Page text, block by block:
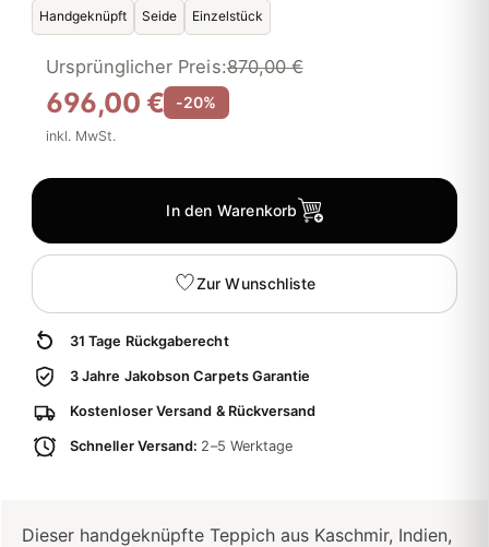
Handgeknüpft Seide Einzelstück
696,00 €
Ursprünglicher Preis:870,00 €
-20%
inkl. MwSt.
In den Warenkorb
Zur Wunschliste
31 Tage Rückgaberecht
3 Jahre Jakobson Carpets Garantie
Kostenloser Versand & Rückversand
Schneller Versand: 2–5 Werktage
Dieser handgeknüpfte Teppich aus Kaschmir, Indien,